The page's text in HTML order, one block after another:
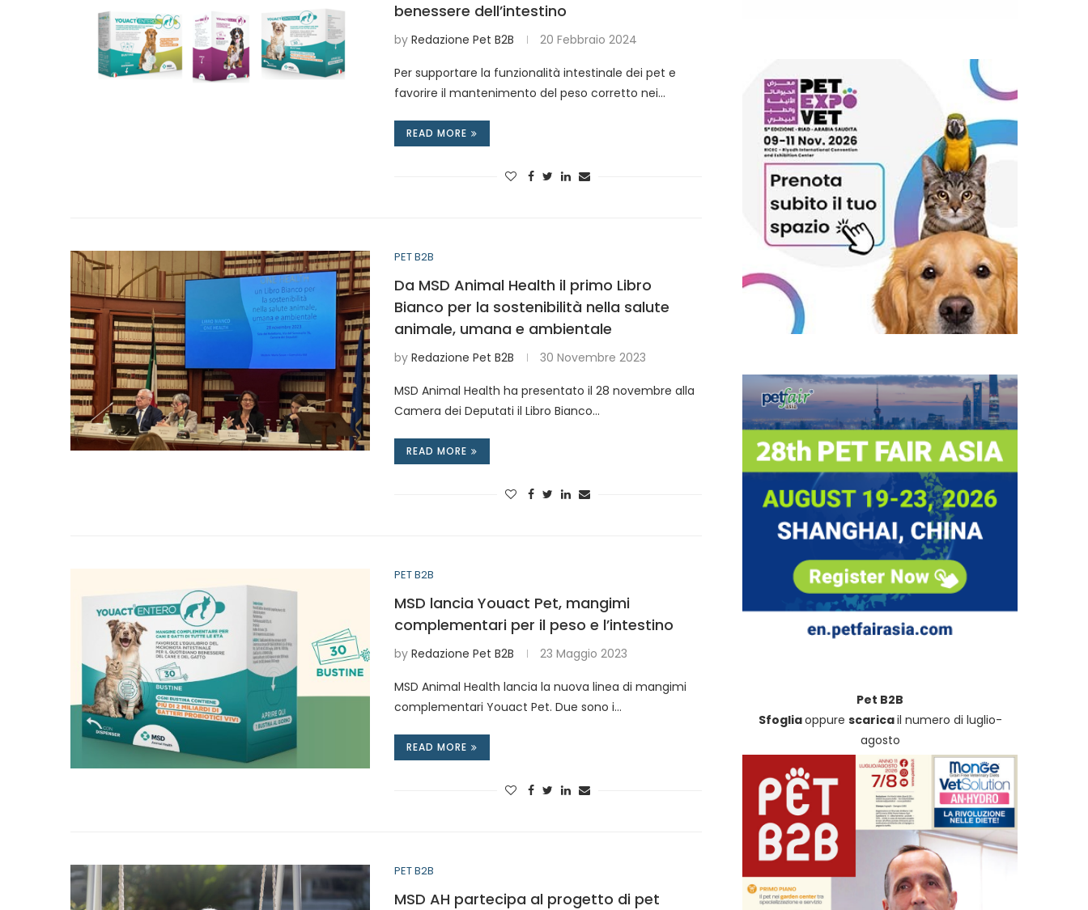
benessere dell’intestino
by Redazione Pet B2B 20 Febbraio 2024
Per supportare la funzionalità intestinale dei pet e
favorire il mantenimento del peso corretto nei…
READ MORE
PET B2B
Da MSD Animal Health il primo Libro
Bianco per la sostenibilità nella salute
animale, umana e ambientale
by Redazione Pet B2B 30 Novembre 2023
MSD Animal Health ha presentato il 28 novembre alla
Camera dei Deputati il Libro Bianco…
READ MORE
PET B2B
MSD lancia Youact Pet, mangimi
complementari per il peso e l’intestino
by Redazione Pet B2B 23 Maggio 2023
MSD Animal Health lancia la nuova linea di mangimi
complementari Youact Pet. Due sono i…
READ MORE
PET B2B
MSD AH partecipa al progetto di pet
Pet B2B
Sfogliaoppure scaricail numero di luglio-
agosto